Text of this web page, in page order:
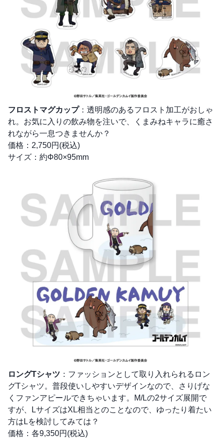
フロストマグカップ：透明感のあるフロスト加工がおしゃ
れ。お気に入りの飲み物を注いで、くまみねキャラに癒さ
れながら一息つきませんか？
価格：2,750円(税込)
サイズ：約Φ80×95mm
ロングTシャツ ：ファッションとして取り入れられるロン
グTシャツ。普段使いしやすいデザインなので、さりげな
くファンアピールできちゃいます。M/Lの2サイズ展開で
すが、LサイズはXL相当とのことなので、ゆったり着たい
方はLを検討してみては？
価格：各9,350円(税込)